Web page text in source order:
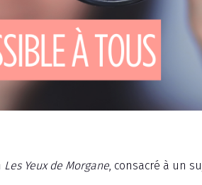
Les Yeux de Morgane, consacré à un